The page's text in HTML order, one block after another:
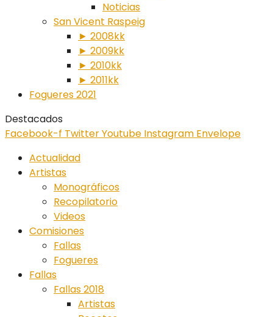
Noticias
San Vicent Raspeig
► 2008kk
► 2009kk
► 2010kk
► 2011kk
Fogueres 2021
Destacados
Facebook-f TwitterYoutube Instagram Envelope
Actualidad
Artistas
Monográficos
Recopilatorio
Videos
Comisiones
Fallas
Fogueres
Fallas
Fallas 2018
Artistas